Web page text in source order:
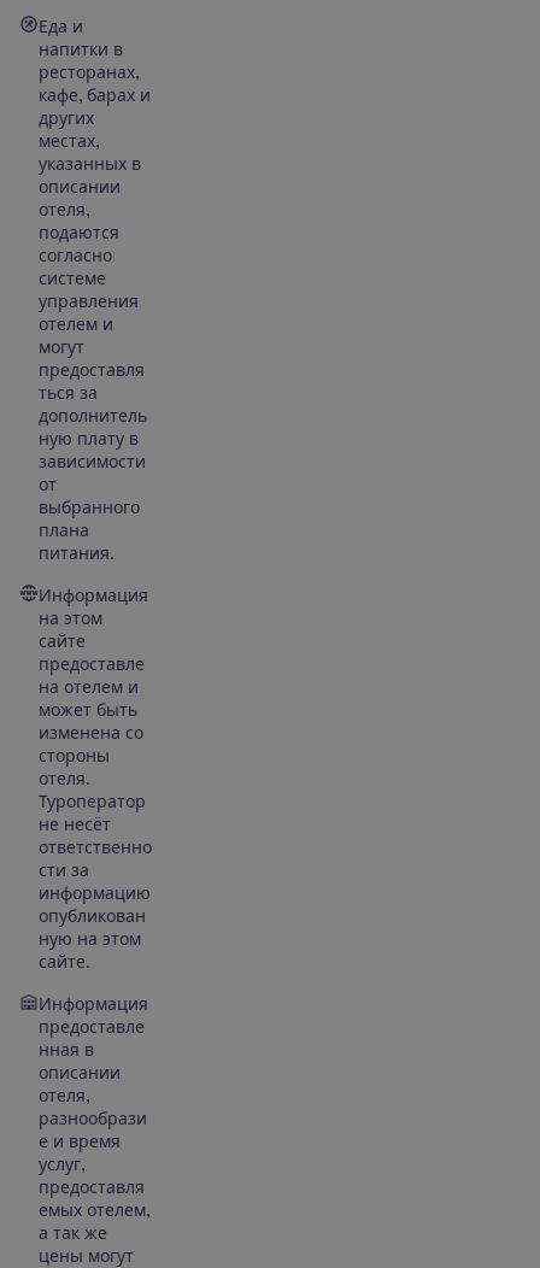
Еда и
напитки в
ресторанах,
кафе, барах и
других
местах,
указанных в
описании
отеля,
подаются
согласно
системе
управления
отелем и
могут
предоставля
ться за
дополнитель
ную плату в
зависимости
от
выбранного
плана
питания.
Информация
на этом
сайте
предоставле
на отелем и
может быть
изменена со
стороны
отеля.
Туроператор
не несёт
ответственно
сти за
информацию
опубликован
ную на этом
сайте.
Информация
предоставле
нная в
описании
отеля,
разнообрази
е и время
услуг,
предоставля
емых отелем,
а так же
цены могут